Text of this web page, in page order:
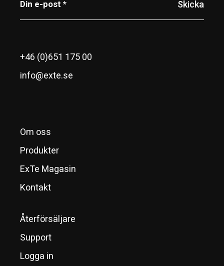
+46 (0)651 175 00
info@exte.se
Om oss
Produkter
ExTe Magasin
Kontakt
Återförsäljare
Support
Logga in